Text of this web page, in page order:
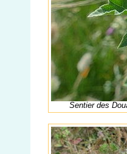
Sentier des